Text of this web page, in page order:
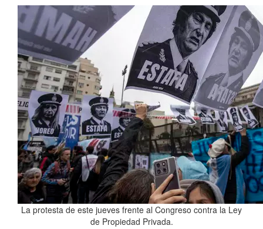
La protesta de este jueves frente al Congreso contra la Ley
de Propiedad Privada.